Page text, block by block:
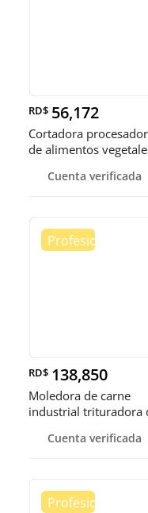
RD$ 56,172
Cortadora
de alimentos
Cuenta verificada
RD$ 138,850
Moledora de carne
industrial trituradora
Cuenta verificada